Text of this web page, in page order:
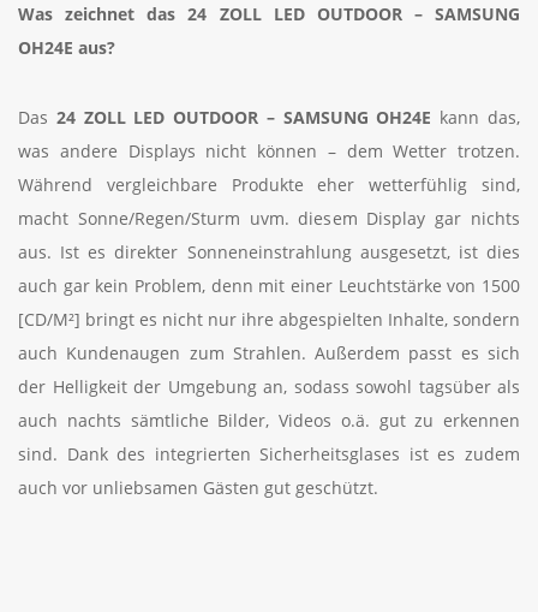
Was zeichnet das 24 ZOLL LED OUTDOOR – SAMSUNG
OH24E aus?
Das 24 ZOLL LED OUTDOOR – SAMSUNG OH24E kann das,
was andere Displays nicht können – dem Wetter trotzen.
Während vergleichbare Produkte eher wetterfühlig sind,
macht Sonne/Regen/Sturm uvm. diesem Display gar nichts
aus. Ist es direkter Sonneneinstrahlung ausgesetzt, ist dies
auch gar kein Problem, denn mit einer Leuchtstärke von 1500
[CD/M²] bringt es nicht nur ihre abgespielten Inhalte, sondern
auch Kundenaugen zum Strahlen. Außerdem passt es sich
der Helligkeit der Umgebung an, sodass sowohl tagsüber als
auch nachts sämtliche Bilder, Videos o.ä. gut zu erkennen
sind. Dank des integrierten Sicherheitsglases ist es zudem
auch vor unliebsamen Gästen gut geschützt.